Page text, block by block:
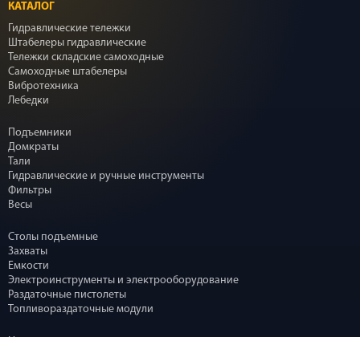
КАТАЛОГ
Гидравлические тележки
Штабелеры гидравлические
Тележки складские самоходные
Самоходные штабелеры
Вибротехника
Лебедки
Подъемники
Домкраты
Тали
Гидравлические и ручные инструменты
Фильтры
Весы
Столы подъемные
Захваты
Емкости
Электроинструменты и электрооборудование
Раздаточные пистолеты
Топливораздаточные модули